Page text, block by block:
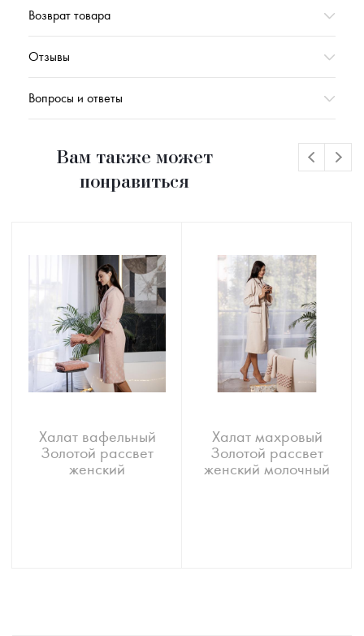
Возврат товара
Отзывы
Вопросы и ответы
Вам также может
понравиться
Халат вафельный
Золотой рассвет
женский
Халат махровый
Золотой рассвет
женский молочный